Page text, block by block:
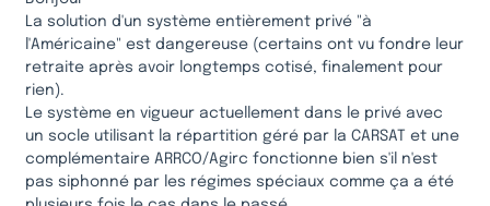
La solution d'un système entièrement privé "à
l'Américaine" est dangereuse (certains ont vu fondre leur
retraite après avoir longtemps cotisé, finalement pour
rien).
Le système en vigueur actuellement dans le privé avec
un socle utilisant la répartition géré par la CARSAT et une
complémentaire ARRCO/Agirc fonctionne bien s'il n'est
pas siphonné par les régimes spéciaux comme ça a été